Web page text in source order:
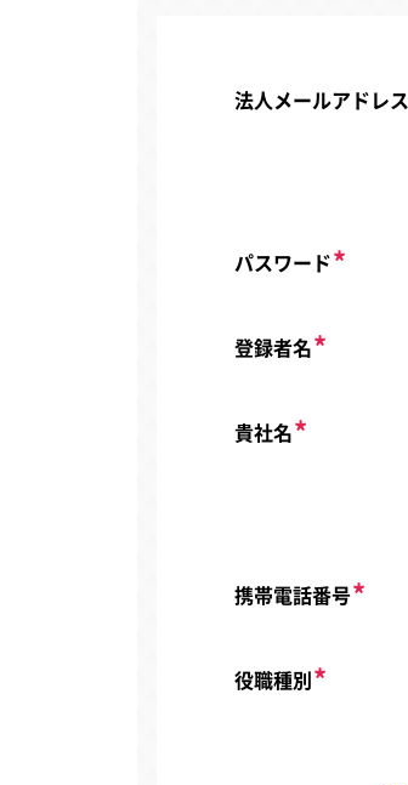
法人メールアドレス
パスワード
登録者名
貴社名
携帯電話番号
役職種別